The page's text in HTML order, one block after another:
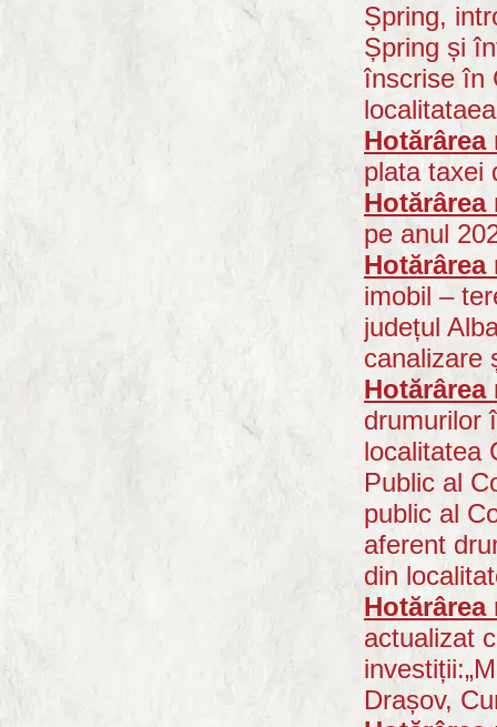
Șpring,
Șpring și
înscrise în
Hotărârea
plata taxei
Hotărârea
pe anul
Hotărârea
imobil –
județul
canalizare
Hotărârea
drumurilor
localitatea
Public al
public al
aferent
din
Hotărârea
actualizat
Drașov,